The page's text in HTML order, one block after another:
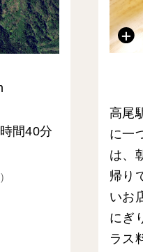
間40分
高尾
に一
は、
帰り
いお
にぎ
ラス